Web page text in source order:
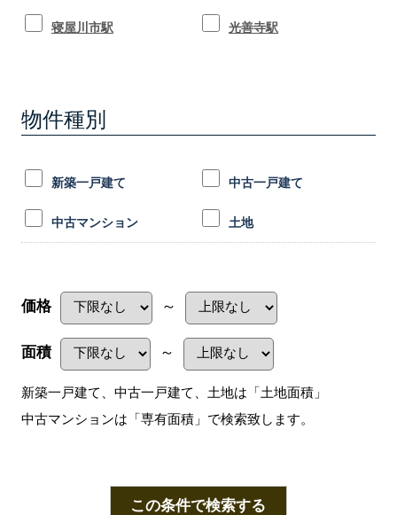
寝屋川市駅 光善寺駅
物件種別
新築一戸建て 中古一戸建て
中古マンション 土地
価格 ～
面積 ～
新築一戸建て、中古一戸建て、土地は「土地面積」
中古マンションは「専有面積」で検索致します。
この条件で検索する